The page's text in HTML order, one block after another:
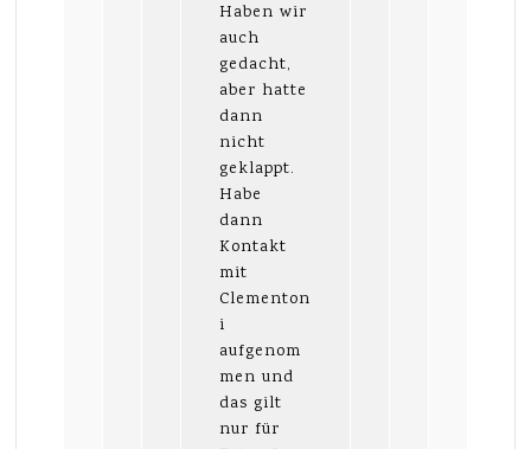
Haben wir
auch
gedacht,
aber hatte
dann
nicht
geklappt.
Habe
dann
Kontakt
mit
Clementon
i
aufgenom
men und
das gilt
nur für